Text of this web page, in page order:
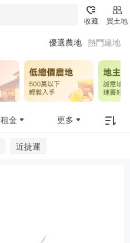
收藏 買土地
優選農地 熱門建地
租金 更多
近捷運